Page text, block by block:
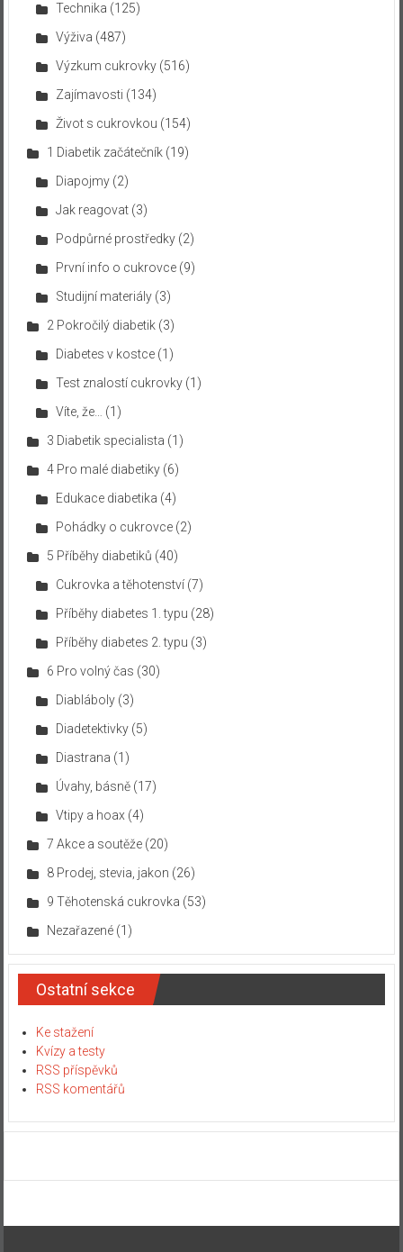
Technika (125)
Výživa (487)
Výzkum cukrovky(516)
Zajímavosti (134)
Život s cukrovkou (154)
1 Diabetik začátečník(19)
Diapojmy(2)
Jak reagovat(3)
Podpůrné prostředky(2)
První info o cukrovce(9)
Studijní materiály(3)
2 Pokročilý diabetik(3)
Diabetes v kostce(1)
Test znalostí cukrovky(1)
Víte, že… (1)
3 Diabetik specialista (1)
4 Pro malé diabetiky(6)
Edukace diabetika (4)
Pohádky o cukrovce(2)
5 Příběhy diabetiků (40)
Cukrovka a těhotenství(7)
Příběhy diabetes 1. typu (28)
Příběhy diabetes 2. typu (3)
6 Pro volný čas (30)
Diabláboly(3)
Diadetektivky(5)
Diastrana (1)
Úvahy, básně(17)
Vtipy a hoax(4)
7 Akce a soutěže(20)
8 Prodej, stevia, jakon (26)
9 Těhotenská cukrovka (53)
Nezařazené(1)
Ostatní sekce
Ke stažení
Kvízy a testy
RSS příspěvků
RSS komentářů